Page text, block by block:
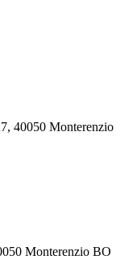
40050 Monterenzio
Monterenzio BO